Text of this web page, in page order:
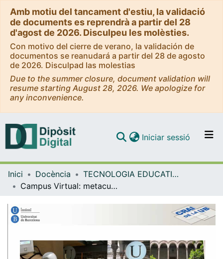
Amb motiu del tancament d'estiu, la validació
de documents es reprendrà a partir del 28
d'agost de 2026. Disculpeu les molèsties.
Con motivo del cierre de verano, la validación de
documentos se reanudará a partir del 28 de agosto
de 2026. Disculpad las molestias
Due to the summer closure, document validation will
resume starting August 28, 2026. We apologize for
any inconvenience.
Navega per tot el DD
Iniciar sessió (current)
Inici Docència
TECNOLOGIA EDUCATIVA (TAC/TIC)
Campus Virtual: metacurs [vídeo]. Octubre 2012